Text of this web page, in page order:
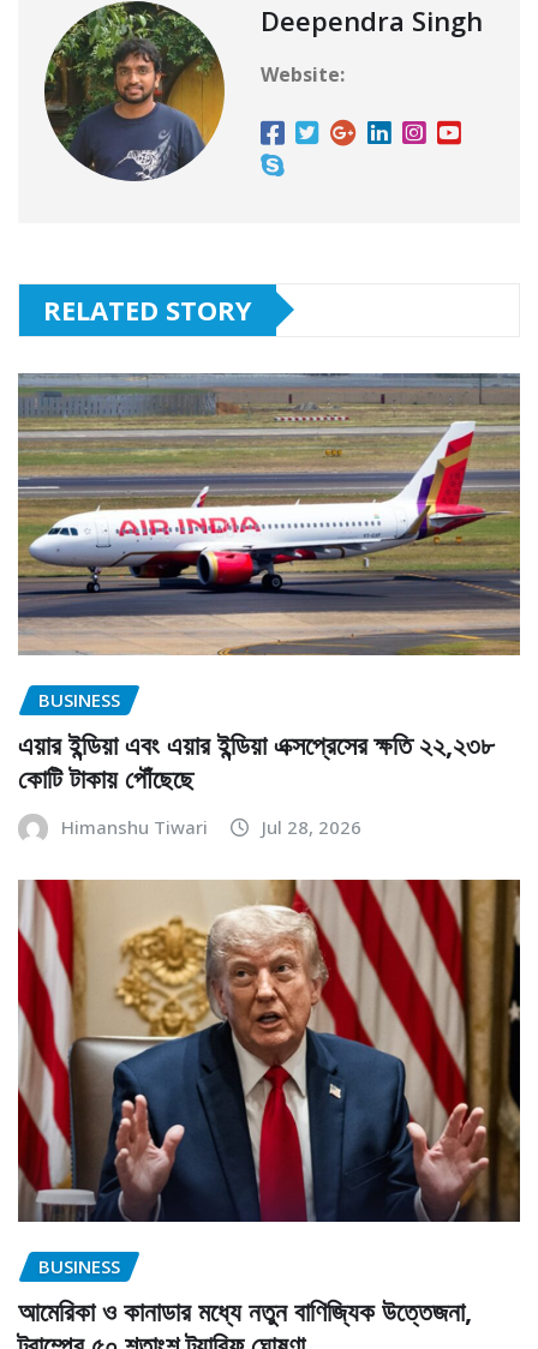
Deependra Singh
Website:
RELATED STORY
BUSINESS
এয়ার ইন্ডিয়া এবং এয়ার ইন্ডিয়া এক্সপ্রেসের ক্ষতি ২২,২৩৮
কোটি টাকায় পৌঁছেছে
Himanshu Tiwari Jul 28, 2026
BUSINESS
আমেরিকা ও কানাডার মধ্যে নতুন বাণিজ্যিক উত্তেজনা,